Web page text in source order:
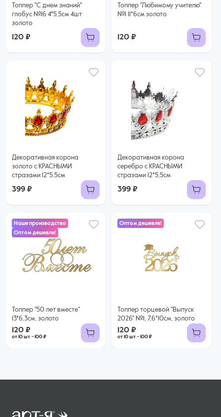
Топпер "С днем знаний"
глобус №16 4*5,5см 4шт
золото
120 ₽
Топпер "Любимому учителю"
№1 11*6см золото
120 ₽
Декоративная корона
золото с КРАСНЫМИ
стразами 12*5,5см
399 ₽
Декоративная корона
серебро с КРАСНЫМИ
стразами 12*5,5см
399 ₽
Наше производство
Оптом дешевле!
Топпер "50 лет вместе"
13*6,3см, золото
120 ₽
от 10 шт. - 100 ₽
120 ₽
100 ₽ за шт. при заказе от 10 шт.
Оптом дешевле!
Топпер торцевой "Выпуск
2026" №1, 7,6*10см, золото
120 ₽
от 10 шт. - 100 ₽
120 ₽
100 ₽ за шт. при заказе от 10 шт.